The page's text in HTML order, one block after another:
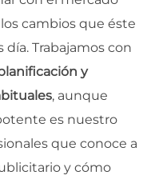
cambios que éste
Trabajamos con
y
, aunque
es nuestro
que conoce a
y cómo